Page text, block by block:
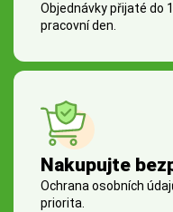
Objednávky přijaté do
pracovní den.
Nakupujte
Ochrana osobních
priorita.